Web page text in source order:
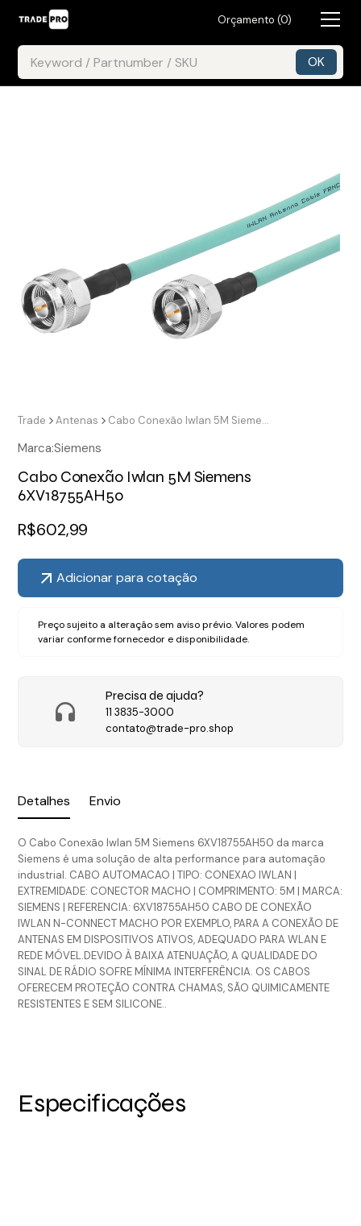
Orçamento (0)
Detalhes Envio
O Cabo Conexão Iwlan 5M Siemens 6XV18755AH50 da marca
Siemens é uma solução de alta performance para automação
industrial. CABO AUTOMACAO | TIPO: CONEXAO IWLAN |
EXTREMIDADE: CONECTOR MACHO | COMPRIMENTO: 5M | MARCA:
SIEMENS | REFERENCIA: 6XV18755AH50 CABO DE CONEXÃO
IWLAN N-CONNECT MACHO POR EXEMPLO, PARA A CONEXÃO DE
ANTENAS EM DISPOSITIVOS ATIVOS, ADEQUADO PARA WLAN E
REDE MÓVEL.DEVIDO À BAIXA ATENUAÇÃO, A QUALIDADE DO
SINAL DE RÁDIO SOFRE MÍNIMA INTERFERÊNCIA. OS CABOS
OFERECEM PROTEÇÃO CONTRA CHAMAS, SÃO QUIMICAMENTE
RESISTENTES E SEM SILICONE..
Trade Antenas Cabo Conexão Iwlan 5M Siemens 6XV18755AH50
Marca:Siemens
Cabo Conexão Iwlan 5M Siemens
6XV18755AH50
R$602,99
Adicionar para cotação
Preço sujeito a alteração sem aviso prévio. Valores podem
variar conforme fornecedor e disponibilidade.
Precisa de ajuda?
11 3835-3000
contato@trade-pro.shop
Especificações